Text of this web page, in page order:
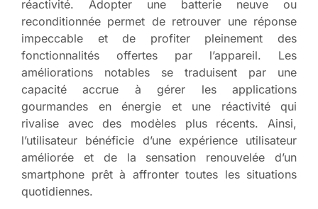
réactivité. Adopter une batterie neuve ou
reconditionnée permet de retrouver une réponse
impeccable et de profiter pleinement des
fonctionnalités offertes par l’appareil. Les
améliorations notables se traduisent par une
capacité accrue à gérer les applications
gourmandes en énergie et une réactivité qui
rivalise avec des modèles plus récents. Ainsi,
l’utilisateur bénéficie d’une expérience utilisateur
améliorée et de la sensation renouvelée d’un
smartphone prêt à affronter toutes les situations
quotidiennes.